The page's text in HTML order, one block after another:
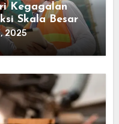
Kegagalan
Skala Besar
2025